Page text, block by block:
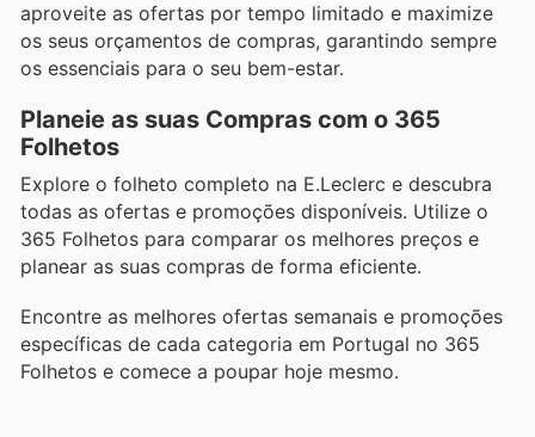
aproveite as ofertas por tempo limitado e maximize
os seus orçamentos de compras, garantindo sempre
os essenciais para o seu bem-estar.
Planeie as suas Compras com o 365
Folhetos
Explore o folheto completo na E.Leclerc e descubra
todas as ofertas e promoções disponíveis. Utilize o
365 Folhetos para comparar os melhores preços e
planear as suas compras de forma eficiente.
Encontre as melhores ofertas semanais e promoções
específicas de cada categoria em Portugal no 365
Folhetos e comece a poupar hoje mesmo.